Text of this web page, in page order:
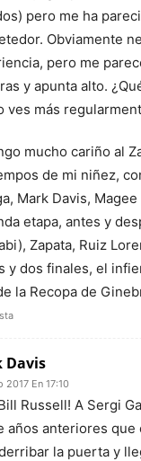
pero me ha
Obviamente
pero me
y apunta alto.
ves más
mucho cariño al
de mi niñez,
Mark Davis,
etapa, antes y
Zapata, Ruiz
y dos finales, el
la Recopa de
Davis
2017 En 17:10
Russell! A Sergi
años anteriores que
la puerta y